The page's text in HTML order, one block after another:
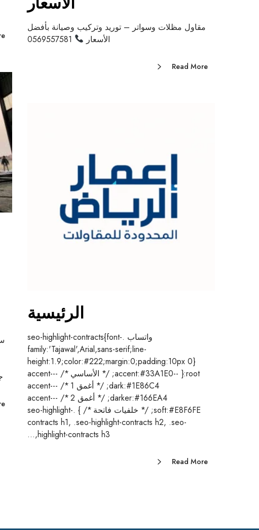
مقاول مظلات وسواتر – توريد وتركيب وصيانة بأفضل
الأسعار
Read More
الرئيسية
واتساب .seo-highlight-contracts{font-
family:'Tajawal',Arial,sans-serif;line-
height:1.9;color:#222;margin:0;padding:10px 0}
:root{ --accent:#33A1E0; /* الأساسي */ --accent-
dark:#1E86C4; /* أغمق 1 */ --accent-
darker:#166EA4; /* أغمق 2 */ --accent-
soft:#E8F6FE; /* خلفيات فاتحة */ } .seo-highlight-
contracts h1, .seo-highlight-contracts h2, .seo-
highlight-contracts h3,…
Read More